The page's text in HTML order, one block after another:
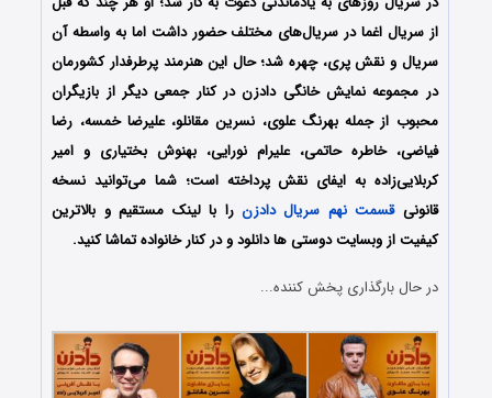
از سریال اغما در سریال‌های مختلف حضور داشت اما به واسطه آن
سریال و نقش پری، چهره شد؛ حال این هنرمند پرطرفدار کشورمان
در مجموعه نمایش خانگی دادزن در کنار جمعی دیگر از بازیگران
محبوب از جمله بهرنگ علوی، نسرین مقانلو، علیرضا خمسه، رضا
فیاضی، خاطره حاتمی، علیرام نورایی، بهنوش بختیاری و امیر
کربلایی‌زاده به ایفای نقش پرداخته است؛ شما می‌توانید نسخه
قانونیقسمت نهم سریال دادزن را با لینک مستقیم و بالاترین
کیفیت از وبسایت دوستی ها دانلود و در کنار خانواده تماشا کنید.
در حال بارگذاری پخش کننده...